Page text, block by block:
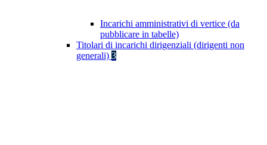
Incarichi amministrativi di vertice (da
pubblicare in tabelle)
Titolari di incarichi dirigenziali (dirigenti non
generali) 3